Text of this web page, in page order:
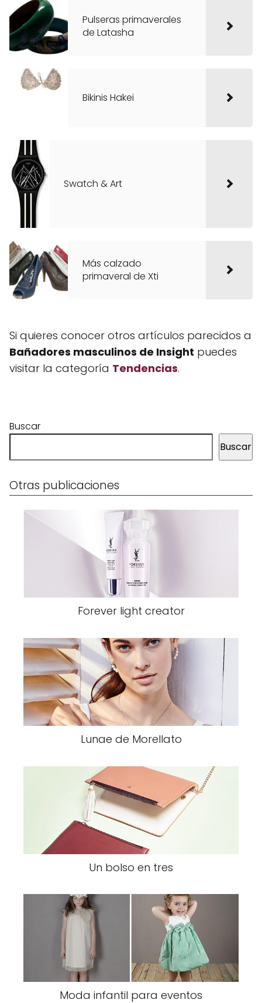
Pulseras primaverales
de Latasha
Bikinis Hakei
Swatch & Art
Más calzado
primaveral de Xti
Si quieres conocer otros artículos parecidos a
Bañadores masculinos de Insight puedes
visitar la categoría Tendencias.
Buscar
Buscar
Otras publicaciones
Forever light creator
Lunae de Morellato
Un bolso en tres
Moda infantil para eventos